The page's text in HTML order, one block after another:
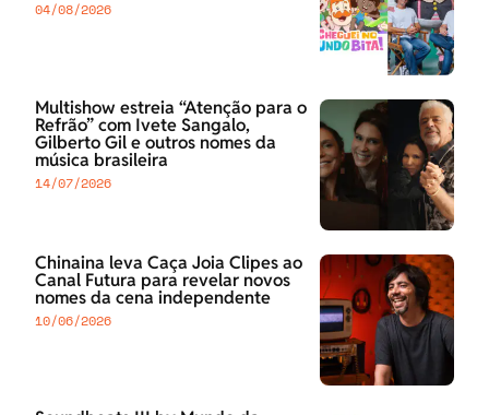
04/08/2026
Multishow estreia “Atenção para o
Refrão” com Ivete Sangalo,
Gilberto Gil e outros nomes da
música brasileira
14/07/2026
Chinaina leva Caça Joia Clipes ao
Canal Futura para revelar novos
nomes da cena independente
10/06/2026